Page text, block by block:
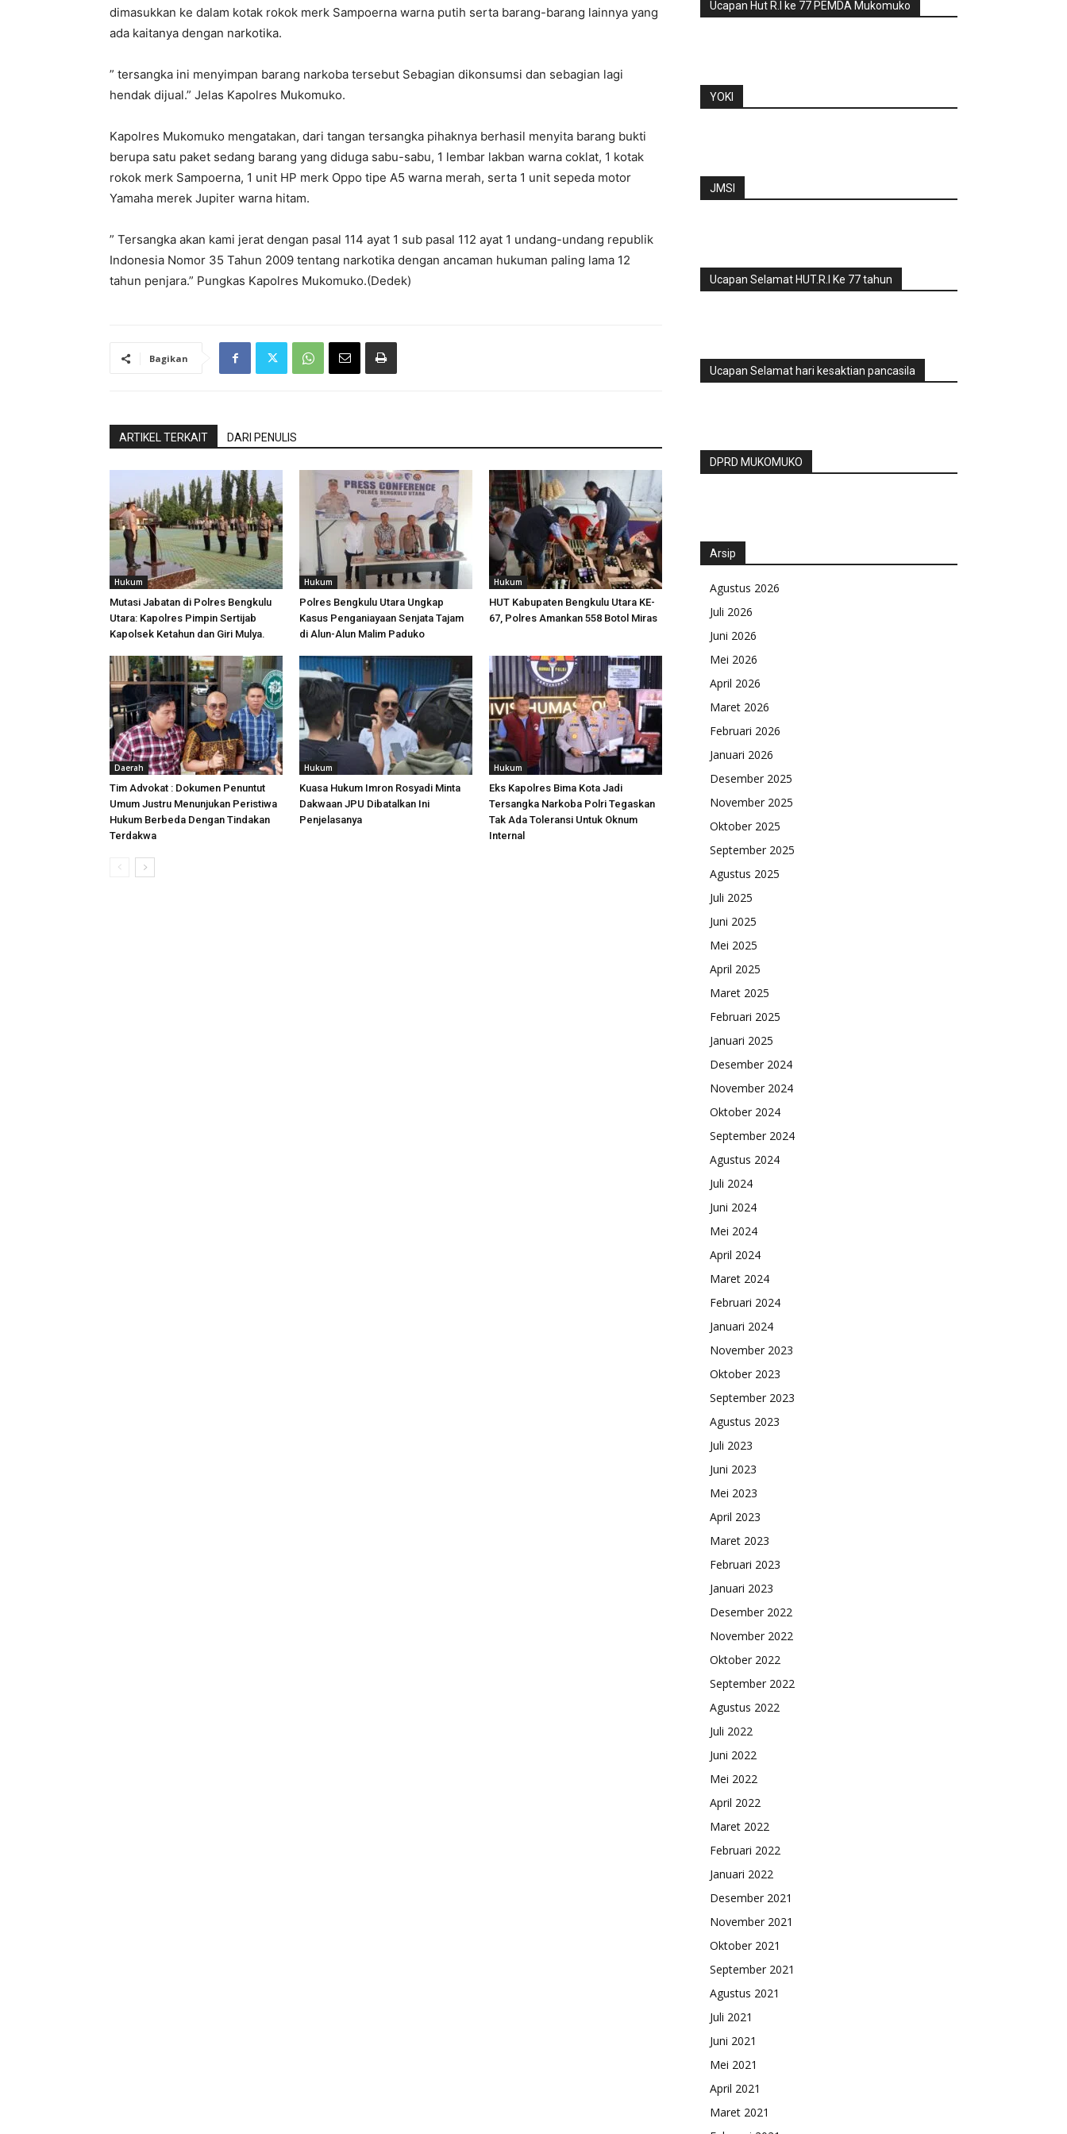
dimasukkan ke dalam kotak rokok merk Sampoerna warna putih serta barang-barang lainnya yang
ada kaitanya dengan narkotika.
” tersangka ini menyimpan barang narkoba tersebut Sebagian dikonsumsi dan sebagian lagi
hendak dijual.” Jelas Kapolres Mukomuko.
Kapolres Mukomuko mengatakan, dari tangan tersangka pihaknya berhasil menyita barang bukti
berupa satu paket sedang barang yang diduga sabu-sabu, 1 lembar lakban warna coklat, 1 kotak
rokok merk Sampoerna, 1 unit HP merk Oppo tipe A5 warna merah, serta 1 unit sepeda motor
Yamaha merek Jupiter warna hitam.
” Tersangka akan kami jerat dengan pasal 114 ayat 1 sub pasal 112 ayat 1 undang-undang republik
Indonesia Nomor 35 Tahun 2009 tentang narkotika dengan ancaman hukuman paling lama 12
tahun penjara.” Pungkas Kapolres Mukomuko.(Dedek)
Bagikan
ARTIKEL TERKAIT DARI PENULIS
Hukum
Mutasi Jabatan di Polres Bengkulu
Utara: Kapolres Pimpin Sertijab
Kapolsek Ketahun dan Giri Mulya.
Hukum
Polres Bengkulu Utara Ungkap
Kasus Penganiayaan Senjata Tajam
di Alun-Alun Malim Paduko
Hukum
HUT Kabupaten Bengkulu Utara KE-
67, Polres Amankan 558 Botol Miras
Daerah
Tim Advokat : Dokumen Penuntut
Umum Justru Menunjukan Peristiwa
Hukum Berbeda Dengan Tindakan
Terdakwa
Hukum
Kuasa Hukum Imron Rosyadi Minta
Dakwaan JPU Dibatalkan Ini
Penjelasanya
Hukum
Eks Kapolres Bima Kota Jadi
Tersangka Narkoba Polri Tegaskan
Tak Ada Toleransi Untuk Oknum
Internal
Ucapan Hut R.I ke 77 PEMDA Mukomuko
YOKI
JMSI
Ucapan Selamat HUT.R.I Ke 77 tahun
Ucapan Selamat hari kesaktian pancasila
DPRD MUKOMUKO
Arsip
Agustus 2026
Juli 2026
Juni 2026
Mei 2026
April 2026
Maret 2026
Februari 2026
Januari 2026
Desember 2025
November 2025
Oktober 2025
September 2025
Agustus 2025
Juli 2025
Juni 2025
Mei 2025
April 2025
Maret 2025
Februari 2025
Januari 2025
Desember 2024
November 2024
Oktober 2024
September 2024
Agustus 2024
Juli 2024
Juni 2024
Mei 2024
April 2024
Maret 2024
Februari 2024
Januari 2024
November 2023
Oktober 2023
September 2023
Agustus 2023
Juli 2023
Juni 2023
Mei 2023
April 2023
Maret 2023
Februari 2023
Januari 2023
Desember 2022
November 2022
Oktober 2022
September 2022
Agustus 2022
Juli 2022
Juni 2022
Mei 2022
April 2022
Maret 2022
Februari 2022
Januari 2022
Desember 2021
November 2021
Oktober 2021
September 2021
Agustus 2021
Juli 2021
Juni 2021
Mei 2021
April 2021
Maret 2021